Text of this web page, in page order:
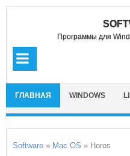
Программы для
ГЛАВНАЯ WINDOWS
Software » Mac OS » Horos